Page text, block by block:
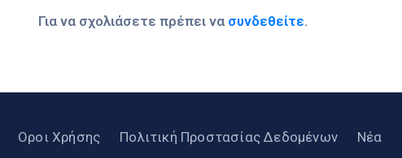
Για να σχολιάσετε πρέπει να συνδεθείτε.
Οροι Χρήσης Πολιτική Προστασίας Δεδομένων Νέα